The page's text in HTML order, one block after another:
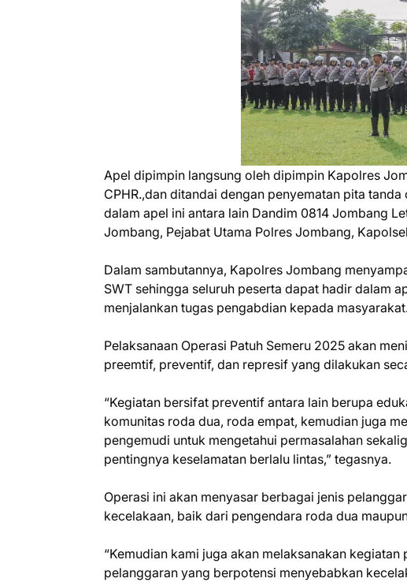
Apel dipimpin langsung oleh dipimpin Kapolres
CPHR.,dan ditandai dengan penyematan pita
dalam apel ini antara lain Dandim 0814 Jombang
Jombang, Pejabat Utama Polres Jombang,
Dalam sambutannya, Kapolres Jombang
SWT sehingga seluruh peserta dapat hadir dalam
menjalankan tugas pengabdian kepada
Pelaksanaan Operasi Patuh Semeru 2025 akan
preemtif, preventif, dan represif yang dilakukan
“Kegiatan bersifat preventif antara lain berupa
komunitas roda dua, roda empat, kemudian juga
pengemudi untuk mengetahui permasalahan
pentingnya keselamatan berlalu lintas,” tegasnya.
Operasi ini akan menyasar berbagai jenis
kecelakaan, baik dari pengendara roda dua
“Kemudian kami juga akan melaksanakan
pelanggaran yang berpotensi menyebabkan